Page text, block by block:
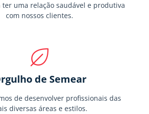
ter uma relação saudável e produtiva
com nossos clientes.
de Semear
de desenvolver profissionais das
diversas áreas e estilos.